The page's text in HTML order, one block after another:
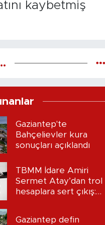
kaybetmiş
Gaziantep'te
Bahçelievler kura
sonuçları açıklandı
TBMM İdare Amiri
Sermet Atay’dan trol
hesaplara sert çıkış:
Gaziantep defin